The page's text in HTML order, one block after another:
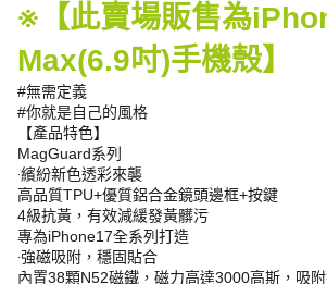
※【此賣場販售為
Max(6.9吋)手機殼】
#無需定義
#你就是自己的風格
【產品特色】
MagGuard系列
‧繽紛新色透彩來襲
高品質TPU+優質鋁合金鏡頭邊框+按鍵
4級抗黃，有效減緩發黃髒污
專為iPhone17全系列打造
‧強磁吸附，穩固貼合
內置38顆N52磁鐵，磁力高達3000高斯，吸